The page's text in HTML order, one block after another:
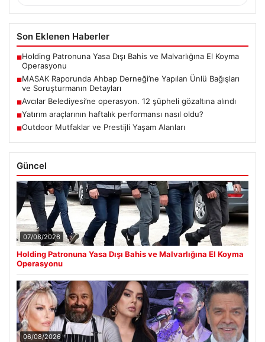
Son Eklenen Haberler
■Holding Patronuna Yasa Dışı Bahis ve Malvarlığına El Koyma
Operasyonu
■MASAK Raporunda Ahbap Derneği’ne Yapılan Ünlü Bağışları
ve Soruşturmanın Detayları
■Avcılar Belediyesi’ne operasyon. 12 şüpheli gözaltına alındı
■Yatırım araçlarının haftalık performansı nasıl oldu?
■Outdoor Mutfaklar ve Prestijli Yaşam Alanları
Güncel
07/08/2026
Holding Patronuna Yasa Dışı Bahis ve Malvarlığına El Koyma
Operasyonu
06/08/2026